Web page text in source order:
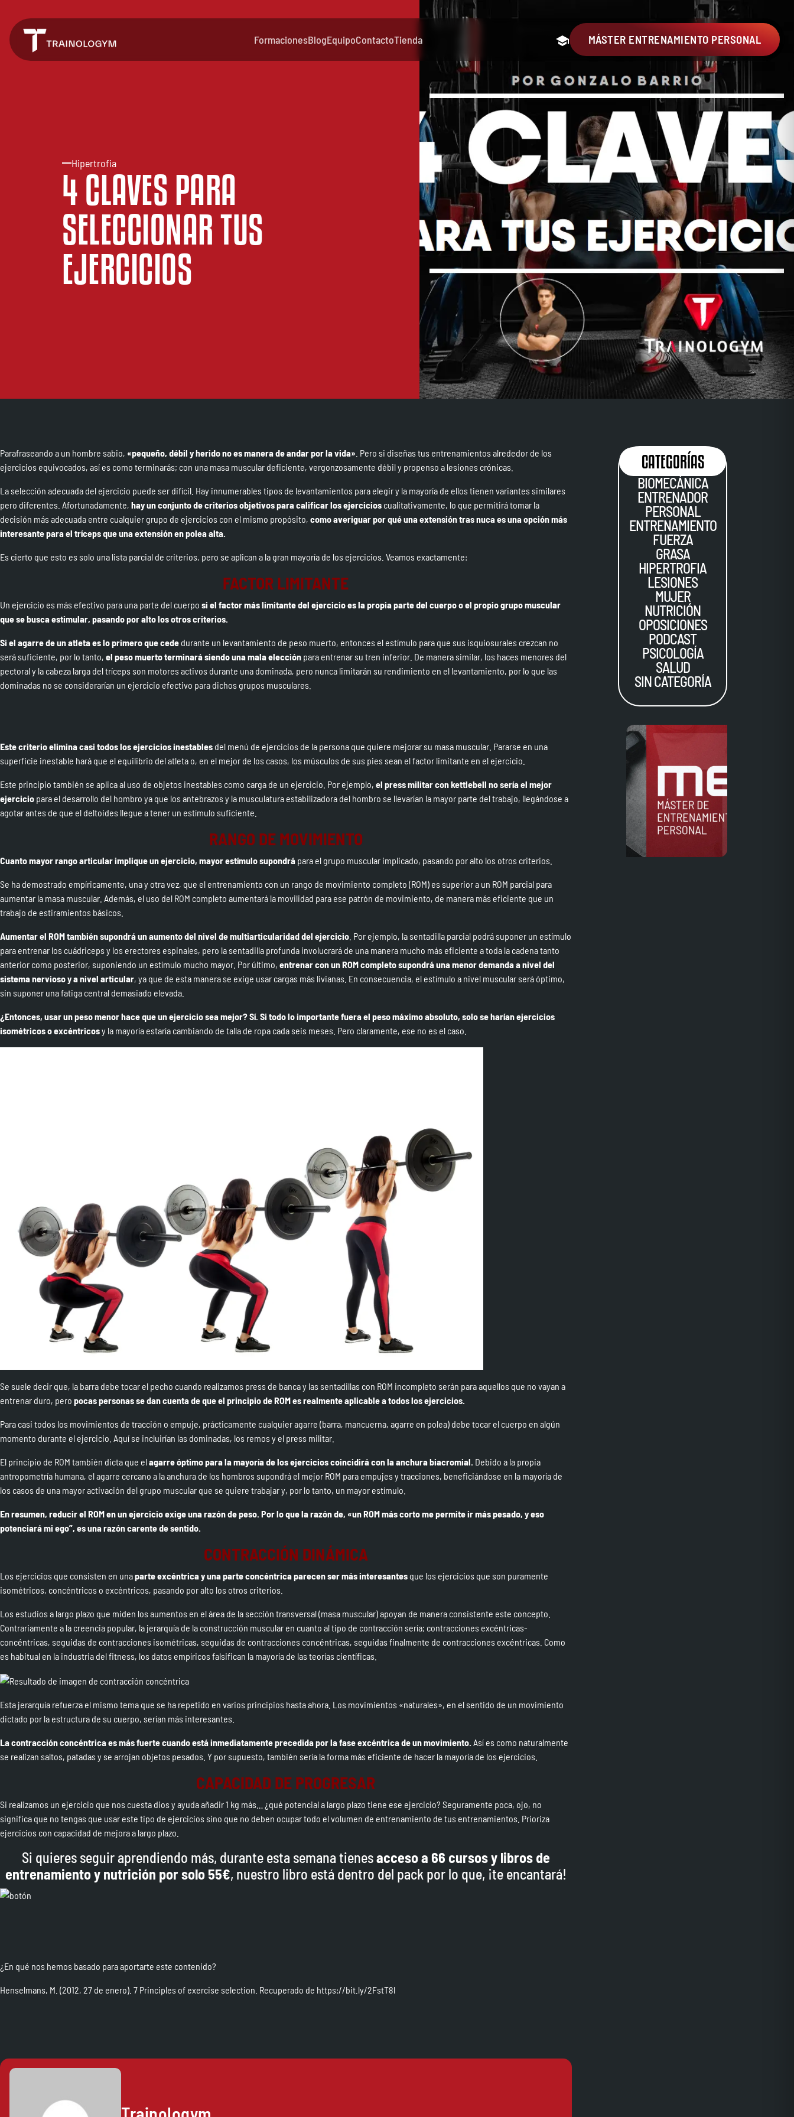
FormacionesBlogEquipoContactoTienda MÁSTER ENTRENAMIENTO PERSONAL
Hipertrofia
4 CLAVES PARA
SELECCIONAR TUS
EJERCICIOS
Parafraseando a un hombre sabio, «pequeño, débil y herido no es manera de andar por la vida» . Pero si diseñas tus entrenamientos alrededor de los
ejercicios equivocados, así es como terminarás; con una masa muscular deficiente, vergonzosamente débil y propenso a lesiones crónicas.
La selección adecuada del ejercicio puede ser difícil. Hay innumerables tipos de levantamientos para elegir y la mayoría de ellos tienen variantes similares
pero diferentes. Afortunadamente, hay un conjunto de criterios objetivos para calificar los ejercicios cualitativamente, lo que permitirá tomar la
decisión más adecuada entre cualquier grupo de ejercicios con el mismo propósito, como averiguar por qué una extensión tras nuca es una opción más
interesante para el tríceps que una extensión en polea alta.
Es cierto que esto es solo una lista parcial de criterios, pero se aplican a la gran mayoría de los ejercicios. Veamos exactamente:
FACTOR LIMITANTE
Un ejercicio es más efectivo para una parte del cuerpo si el factor más limitante del ejercicio es la propia parte del cuerpo o el propio grupo muscular
que se busca estimular, pasando por alto los otros criterios.
Si el agarre de un atleta es lo primero que cededurante un levantamiento de peso muerto, entonces el estímulo para que sus isquiosurales crezcan no
será suficiente, por lo tanto, el peso muerto terminará siendo una mala elección para entrenar su tren inferior. De manera similar, los haces menores del
pectoral y la cabeza larga del tríceps son motores activos durante una dominada, pero nunca limitarán su rendimiento en el levantamiento, por lo que las
dominadas no se considerarían un ejercicio efectivo para dichos grupos musculares.
Este criterio elimina casi todos los ejercicios inestablesdel menú de ejercicios de la persona que quiere mejorar su masa muscular. Pararse en una
superficie inestable hará que el equilibrio del atleta o, en el mejor de los casos, los músculos de sus pies sean el factor limitante en el ejercicio.
Este principio también se aplica al uso de objetos inestables como carga de un ejercicio. Por ejemplo, el press militar con kettlebell no sería el mejor
ejercicio para el desarrollo del hombro ya que los antebrazos y la musculatura estabilizadora del hombro se llevarían la mayor parte del trabajo, llegándose a
agotar antes de que el deltoides llegue a tener un estímulo suficiente.
RANGO DE MOVIMIENTO
Cuanto mayor rango articular implique un ejercicio, mayor estímulo supondrá para el grupo muscular implicado, pasando por alto los otros criterios.
Se ha demostrado empíricamente, una y otra vez, que el entrenamiento con un rango de movimiento completo (ROM) es superior a un ROM parcial para
aumentar la masa muscular. Además, el uso del ROM completo aumentará la movilidad para ese patrón de movimiento, de manera más eficiente que un
trabajo de estiramientos básicos.
Aumentar el ROM también supondrá un aumento del nivel de multiarticularidad del ejercicio . Por ejemplo, la sentadilla parcial podrá suponer un estímulo
para entrenar los cuádriceps y los erectores espinales, pero la sentadilla profunda involucrará de una manera mucho más eficiente a toda la cadena tanto
anterior como posterior, suponiendo un estímulo mucho mayor. Por último, entrenar con un ROM completo supondrá una menor demanda a nivel del
sistema nervioso y a nivel articular, ya que de esta manera se exige usar cargas más livianas. En consecuencia, el estímulo a nivel muscular será óptimo,
sin suponer una fatiga central demasiado elevada.
¿Entonces, usar un peso menor hace que un ejercicio sea mejor? Sí. Si todo lo importante fuera el peso máximo absoluto, solo se harían ejercicios
isométricos o excéntricosy la mayoría estaría cambiando de talla de ropa cada seis meses. Pero claramente, ese no es el caso.
Se suele decir que, la barra debe tocar el pecho cuando realizamos press de banca y las sentadillas con ROM incompleto serán para aquellos que no vayan a
entrenar duro, pero pocas personas se dan cuenta de que el principio de ROM es realmente aplicable a todos los ejercicios.
Para casi todos los movimientos de tracción o empuje, prácticamente cualquier agarre (barra, mancuerna, agarre en polea) debe tocar el cuerpo en algún
momento durante el ejercicio. Aquí se incluirían las dominadas, los remos y el press militar.
El principio de ROM también dicta que elagarre óptimo para la mayoría de los ejercicios coincidirá con la anchura biacromial. Debido a la propia
antropometría humana, el agarre cercano a la anchura de los hombros supondrá el mejor ROM para empujes y tracciones, beneficiándose en la mayoría de
los casos de una mayor activación del grupo muscular que se quiere trabajar y, por lo tanto, un mayor estímulo.
En resumen, reducir el ROM en un ejercicio exige una razón de peso. Por lo que la razón de, «un ROM más corto me permite ir más pesado, y eso
potenciará mi ego”, es una razón carente de sentido.
CONTRACCIÓN DINÁMICA
Los ejercicios que consisten en unaparte excéntrica y una parte concéntrica parecen ser más interesantesque los ejercicios que son puramente
isométricos, concéntricos o excéntricos, pasando por alto los otros criterios.
Los estudios a largo plazo que miden los aumentos en el área de la sección transversal (masa muscular) apoyan de manera consistente este concepto.
Contrariamente a la creencia popular, la jerarquía de la construcción muscular en cuanto al tipo de contracción sería; contracciones excéntricas-
concéntricas, seguidas de contracciones isométricas, seguidas de contracciones concéntricas, seguidas finalmente de contracciones excéntricas. Como
es habitual en la industria del fitness, los datos empíricos falsifican la mayoría de las teorías científicas.
Esta jerarquía refuerza el mismo tema que se ha repetido en varios principios hasta ahora. Los movimientos «naturales», en el sentido de un movimiento
dictado por la estructura de su cuerpo, serían más interesantes.
La contracción concéntrica es más fuerte cuando está inmediatamente precedida por la fase excéntrica de un movimiento. Así es como naturalmente
se realizan saltos, patadas y se arrojan objetos pesados. Y por supuesto, también sería la forma más eficiente de hacer la mayoría de los ejercicios.
CAPACIDAD DE PROGRESAR
Si realizamos un ejercicio que nos cuesta dios y ayuda añadir 1 kg más… ¿qué potencial a largo plazo tiene ese ejercicio? Seguramente poca, ojo, no
significa que no tengas que usar este tipo de ejercicios sino que no deben ocupar todo el volumen de entrenamiento de tus entrenamientos. Prioriza
ejercicios con capacidad de mejora a largo plazo.
Si quieres seguir aprendiendo más, durante esta semana tienesacceso a 66 cursos y libros de
entrenamiento y nutrición por solo 55€, nuestro libro está dentro del pack por lo que, ¡te encantará!
¿En qué nos hemos basado para aportarte este contenido?
Henselmans, M. (2012, 27 de enero). 7 Principles of exercise selection. Recuperado de https://bit.ly/2FstT8l
CATEGORÍAS
BIOMECÁNICA
ENTRENADOR
PERSONAL
ENTRENAMIENTO
FUERZA
GRASA
HIPERTROFIA
LESIONES
MUJER
NUTRICIÓN
OPOSICIONES
PODCAST
PSICOLOGÍA
SALUD
SIN CATEGORÍA